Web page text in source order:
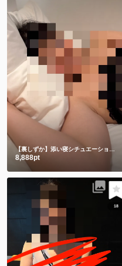
【裏しずか】添い寝シチュエーションからのセクシー写真集💗
8,888pt
18